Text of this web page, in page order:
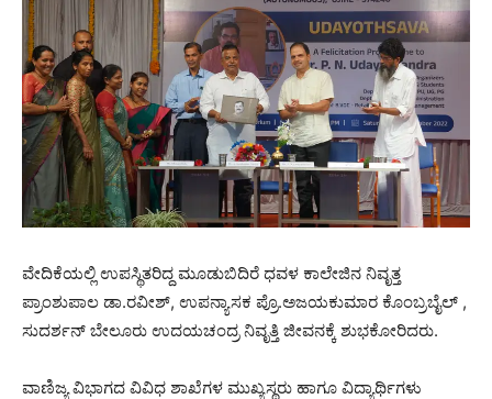
ವೇದಿಕೆಯಲ್ಲಿ ಉಪಸ್ಥಿತರಿದ್ದ ಮೂಡುಬಿದಿರೆ ಧವಳ ಕಾಲೇಜಿನ ನಿವೃತ್ತ
ಪ್ರಾಂಶುಪಾಲ ಡಾ.ರವೀಶ್‌, ಉಪನ್ಯಾಸಕ ಪ್ರೊ.ಅಜಯಕುಮಾರ ಕೊಂಬ್ರಬೈಲ್ ,
ಸುದರ್ಶನ್‌ ಬೇಲೂರು ಉದಯಚಂದ್ರ ನಿವೃತ್ತಿ ಜೀವನಕ್ಕೆ ಶುಭಕೋರಿದರು.
ವಾಣಿಜ್ಯ ವಿಭಾಗದ ವಿವಿಧ ಶಾಖೆಗಳ ಮುಖ್ಯಸ್ಥರು ಹಾಗೂ ವಿದ್ಯಾರ್ಥಿಗಳು